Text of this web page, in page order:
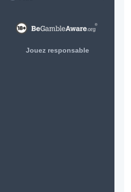
Jouez responsable